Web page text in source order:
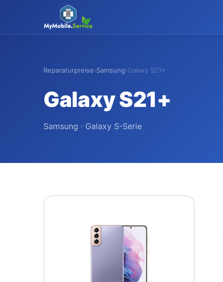
MyMobile.Service
Reparaturpreise›Samsung›Galaxy S21+
Galaxy S21+
Samsung · Galaxy S-Serie